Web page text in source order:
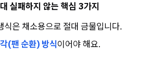
실패하지 않는 핵심 3가지
식은 채소용으로 절대 금물입니다.
(팬 순환) 방식이어야 해요.